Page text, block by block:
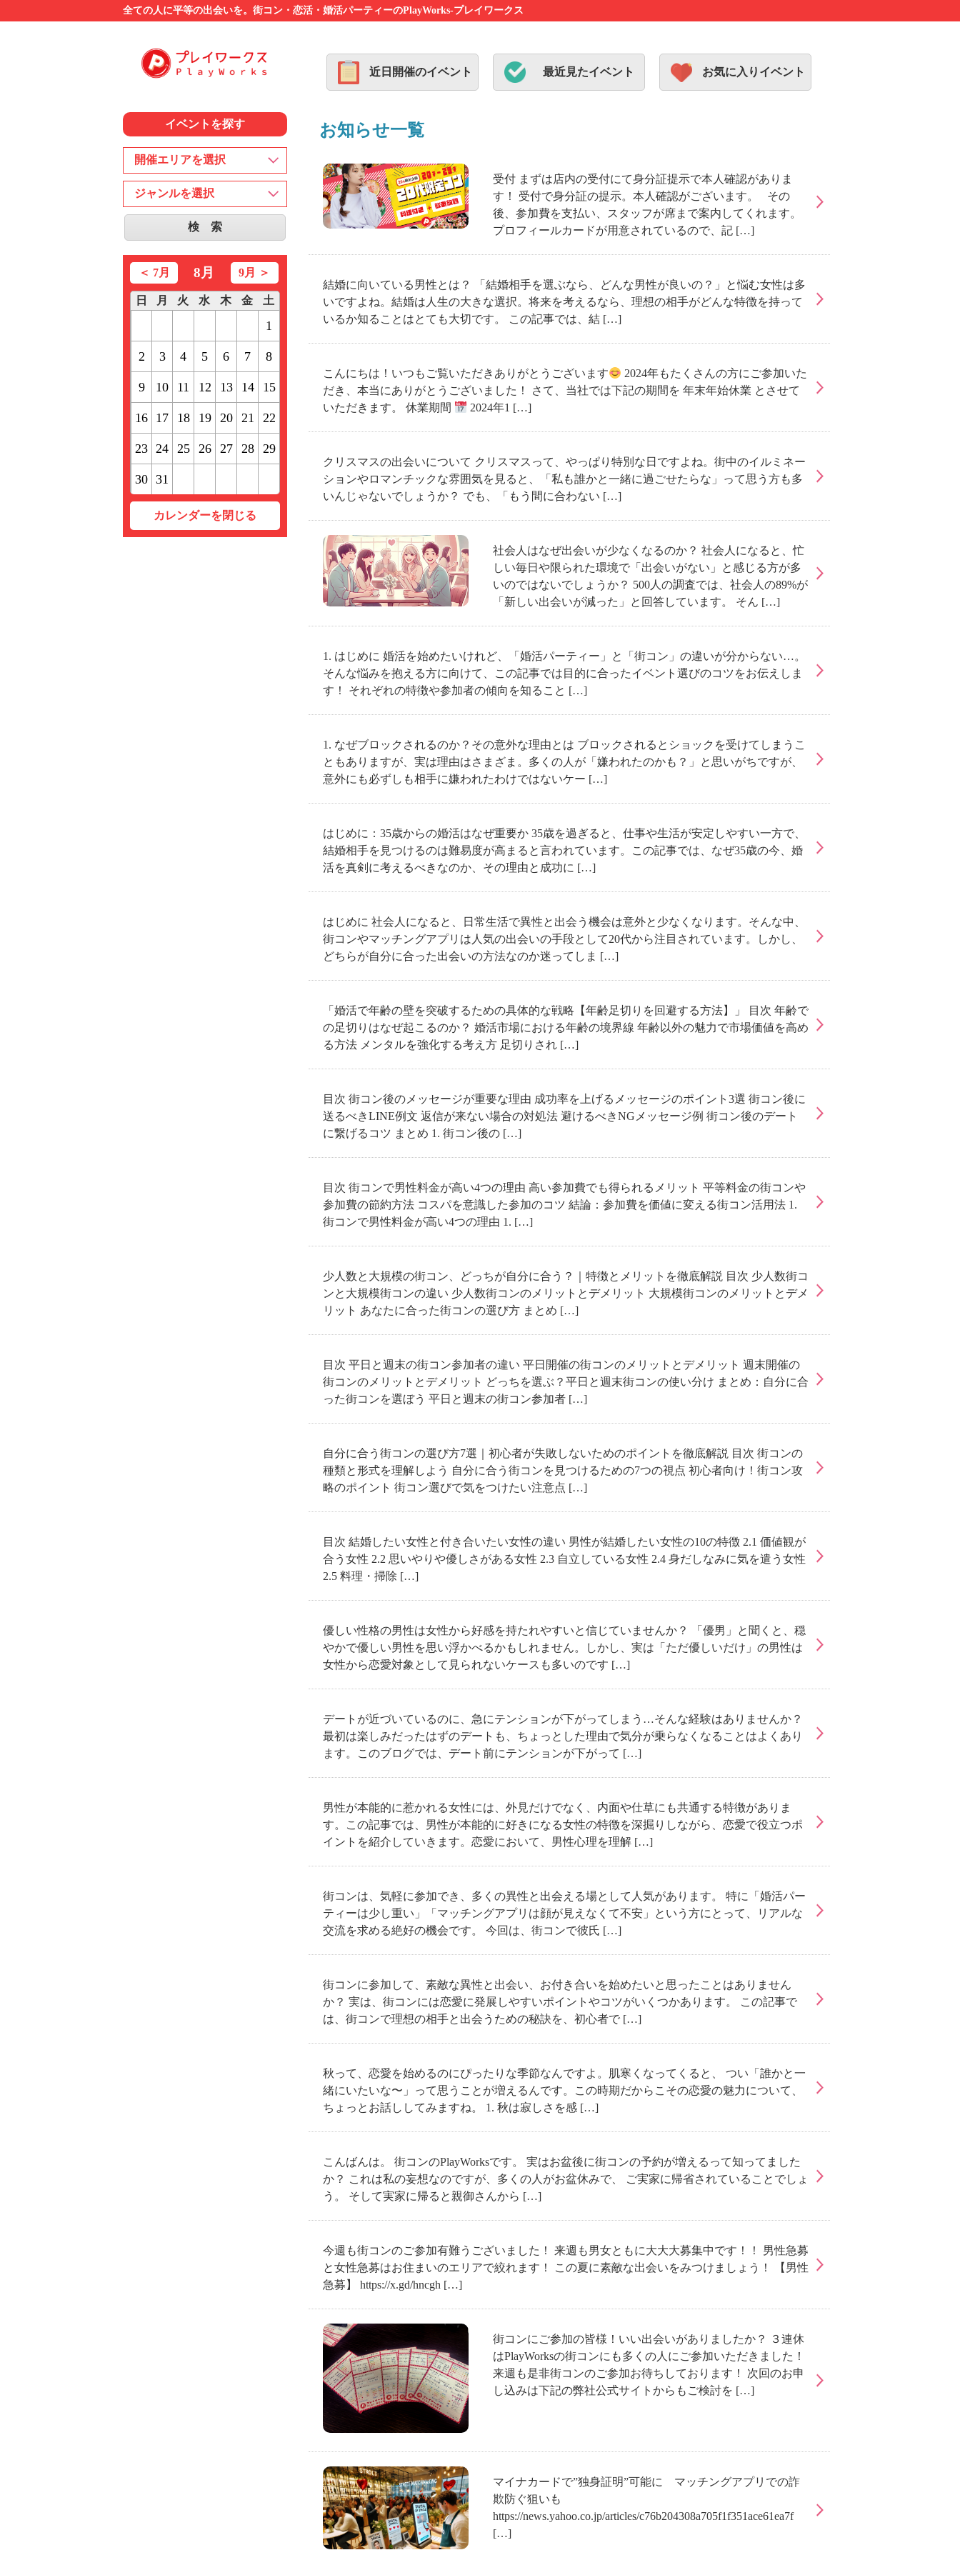
全ての人に平等の出会いを。街コン・恋活・婚活パーティーのPlayWorks-プレイワークス
近日開催のイベント 最近見たイベント お気に入りイベント
お知らせ一覧
受付 まずは店内の受付にて身分証提示で本人確認がありま
す！ 受付で身分証の提示。本人確認がございます。 その
後、参加費を支払い、スタッフが席まで案内してくれます。
プロフィールカードが用意されているので、記 […]
結婚に向いている男性とは？ 「結婚相手を選ぶなら、どんな男性が良いの？」と悩む女性は多
いですよね。結婚は人生の大きな選択。将来を考えるなら、理想の相手がどんな特徴を持って
いるか知ることはとても大切です。 この記事では、結 […]
こんにちは！いつもご覧いただきありがとうございます
2024年もたくさんの方にご参加いた
だき、本当にありがとうございました！ さて、当社では下記の期間を 年末年始休業 とさせて
いただきます。 休業期間
2024年1 […]
クリスマスの出会いについて クリスマスって、やっぱり特別な日ですよね。街中のイルミネー
ションやロマンチックな雰囲気を見ると、「私も誰かと一緒に過ごせたらな」って思う方も多
いんじゃないでしょうか？ でも、「もう間に合わない […]
社会人はなぜ出会いが少なくなるのか？ 社会人になると、忙
しい毎日や限られた環境で「出会いがない」と感じる方が多
いのではないでしょうか？ 500人の調査では、社会人の89%が
「新しい出会いが減った」と回答しています。 そん […]
1. はじめに 婚活を始めたいけれど、「婚活パーティー」と「街コン」の違いが分からない…。
そんな悩みを抱える方に向けて、この記事では目的に合ったイベント選びのコツをお伝えしま
す！ それぞれの特徴や参加者の傾向を知ること […]
1. なぜブロックされるのか？その意外な理由とは ブロックされるとショックを受けてしまうこ
ともありますが、実は理由はさまざま。多くの人が「嫌われたのかも？」と思いがちですが、
意外にも必ずしも相手に嫌われたわけではないケー […]
はじめに：35歳からの婚活はなぜ重要か 35歳を過ぎると、仕事や生活が安定しやすい一方で、
結婚相手を見つけるのは難易度が高まると言われています。この記事では、なぜ35歳の今、婚
活を真剣に考えるべきなのか、その理由と成功に […]
はじめに 社会人になると、日常生活で異性と出会う機会は意外と少なくなります。そんな中、
街コンやマッチングアプリは人気の出会いの手段として20代から注目されています。しかし、
どちらが自分に合った出会いの方法なのか迷ってしま […]
「婚活で年齢の壁を突破するための具体的な戦略【年齢足切りを回避する方法】」 目次 年齢で
の足切りはなぜ起こるのか？ 婚活市場における年齢の境界線 年齢以外の魅力で市場価値を高め
る方法 メンタルを強化する考え方 足切りされ […]
目次 街コン後のメッセージが重要な理由 成功率を上げるメッセージのポイント3選 街コン後に
送るべきLINE例文 返信が来ない場合の対処法 避けるべきNGメッセージ例 街コン後のデート
に繋げるコツ まとめ 1. 街コン後の […]
目次 街コンで男性料金が高い4つの理由 高い参加費でも得られるメリット 平等料金の街コンや
参加費の節約方法 コスパを意識した参加のコツ 結論：参加費を価値に変える街コン活用法 1.
街コンで男性料金が高い4つの理由 1. […]
少人数と大規模の街コン、どっちが自分に合う？｜特徴とメリットを徹底解説 目次 少人数街コ
ンと大規模街コンの違い 少人数街コンのメリットとデメリット 大規模街コンのメリットとデメ
リット あなたに合った街コンの選び方 まとめ […]
目次 平日と週末の街コン参加者の違い 平日開催の街コンのメリットとデメリット 週末開催の
街コンのメリットとデメリット どっちを選ぶ？平日と週末街コンの使い分け まとめ：自分に合
った街コンを選ぼう 平日と週末の街コン参加者 […]
自分に合う街コンの選び方7選｜初心者が失敗しないためのポイントを徹底解説 目次 街コンの
種類と形式を理解しよう 自分に合う街コンを見つけるための7つの視点 初心者向け！街コン攻
略のポイント 街コン選びで気をつけたい注意点 […]
目次 結婚したい女性と付き合いたい女性の違い 男性が結婚したい女性の10の特徴 2.1 価値観が
合う女性 2.2 思いやりや優しさがある女性 2.3 自立している女性 2.4 身だしなみに気を遣う女性
2.5 料理・掃除 […]
優しい性格の男性は女性から好感を持たれやすいと信じていませんか？ 「優男」と聞くと、穏
やかで優しい男性を思い浮かべるかもしれません。しかし、実は「ただ優しいだけ」の男性は
女性から恋愛対象として見られないケースも多いのです […]
デートが近づいているのに、急にテンションが下がってしまう…そんな経験はありませんか？
最初は楽しみだったはずのデートも、ちょっとした理由で気分が乗らなくなることはよくあり
ます。このブログでは、デート前にテンションが下がって […]
男性が本能的に惹かれる女性には、外見だけでなく、内面や仕草にも共通する特徴がありま
す。この記事では、男性が本能的に好きになる女性の特徴を深掘りしながら、恋愛で役立つポ
イントを紹介していきます。恋愛において、男性心理を理解 […]
街コンは、気軽に参加でき、多くの異性と出会える場として人気があります。 特に「婚活パー
ティーは少し重い」「マッチングアプリは顔が見えなくて不安」という方にとって、リアルな
交流を求める絶好の機会です。 今回は、街コンで彼氏 […]
街コンに参加して、素敵な異性と出会い、お付き合いを始めたいと思ったことはありません
か？ 実は、街コンには恋愛に発展しやすいポイントやコツがいくつかあります。 この記事で
は、街コンで理想の相手と出会うための秘訣を、初心者で […]
秋って、恋愛を始めるのにぴったりな季節なんですよ。肌寒くなってくると、 つい「誰かと一
緒にいたいな〜」って思うことが増えるんです。この時期だからこその恋愛の魅力について、
ちょっとお話ししてみますね。 1. 秋は寂しさを感 […]
こんばんは。 街コンのPlayWorksです。 実はお盆後に街コンの予約が増えるって知ってました
か？ これは私の妄想なのですが、多くの人がお盆休みで、 ご実家に帰省されていることでしょ
う。 そして実家に帰ると親御さんから […]
今週も街コンのご参加有難うございました！ 来週も男女ともに大大大募集中です！！ 男性急募
と女性急募はお住まいのエリアで絞れます！ この夏に素敵な出会いをみつけましょう！ 【男性
急募】 https://x.gd/hncgh […]
街コンにご参加の皆様！いい出会いがありましたか？ ３連休
はPlayWorksの街コンにも多くの人にご参加いただきました！
来週も是非街コンのご参加お待ちしております！ 次回のお申
し込みは下記の弊社公式サイトからもご検討を […]
マイナカードで”独身証明”可能に マッチングアプリでの詐
欺防ぐ狙いも
https://news.yahoo.co.jp/articles/c76b204308a705f1f351ace61ea7f
[…]
イベントを探す
＜ 7月 8月 9月 ＞
日 月 火 水 木 金 土
1
2 3 4 5 6 7 8
9 10 11 12 13 14 15
16 17 18 19 20 21 22
23 24 25 26 27 28 29
30 31
カレンダーを閉じる